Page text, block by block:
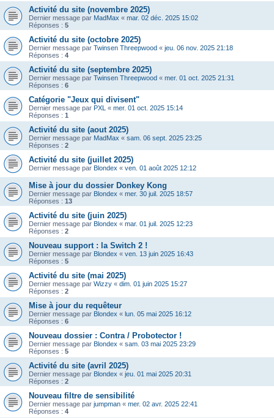
Activité du site (novembre 2025)
Dernier message par MadMax « mar. 02 déc. 2025 15:02
Réponses : 5
Activité du site (octobre 2025)
Dernier message par Twinsen Threepwood « jeu. 06 nov. 2025 21:18
Réponses : 4
Activité du site (septembre 2025)
Dernier message par Twinsen Threepwood « mer. 01 oct. 2025 21:31
Réponses : 6
Catégorie "Jeux qui divisent"
Dernier message par PXL « mer. 01 oct. 2025 15:14
Réponses : 1
Activité du site (aout 2025)
Dernier message par MadMax « sam. 06 sept. 2025 23:25
Réponses : 2
Activité du site (juillet 2025)
Dernier message par Blondex « ven. 01 août 2025 12:12
Mise à jour du dossier Donkey Kong
Dernier message par Blondex « mer. 30 juil. 2025 18:57
Réponses : 13
Activité du site (juin 2025)
Dernier message par Blondex « mar. 01 juil. 2025 12:23
Réponses : 2
Nouveau support : la Switch 2 !
Dernier message par Blondex « ven. 13 juin 2025 16:43
Réponses : 5
Activité du site (mai 2025)
Dernier message par Wizzy « dim. 01 juin 2025 15:27
Réponses : 2
Mise à jour du requêteur
Dernier message par Blondex « lun. 05 mai 2025 16:12
Réponses : 6
Nouveau dossier : Contra / Probotector !
Dernier message par Blondex « sam. 03 mai 2025 23:29
Réponses : 5
Activité du site (avril 2025)
Dernier message par Blondex « jeu. 01 mai 2025 20:31
Réponses : 2
Nouveau filtre de sensibilité
Dernier message par jumpman « mer. 02 avr. 2025 22:41
Réponses : 4